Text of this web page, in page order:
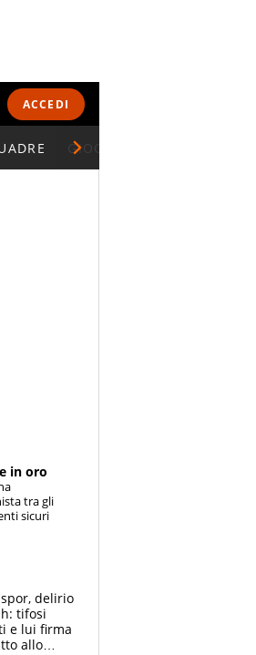
ACCEDI
CLASSIFICHEGIOCATORI SERIE A
in oro
tra gli
sicuri
delirio
tifosi
e lui firma
allo